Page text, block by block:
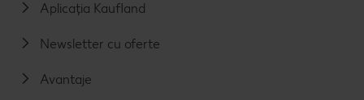
Aplicația Kaufland
Newsletter cu oferte
Avantaje